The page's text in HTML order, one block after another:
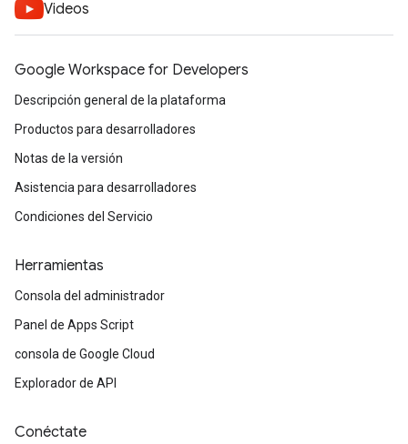
Videos
Google Workspace for Developers
Descripción general de la plataforma
Productos para desarrolladores
Notas de la versión
Asistencia para desarrolladores
Condiciones del Servicio
Herramientas
Consola del administrador
Panel de Apps Script
consola de Google Cloud
Explorador de API
Conéctate